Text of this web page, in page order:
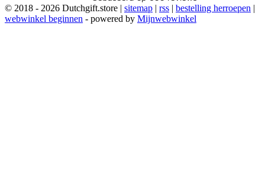
© 2018 - 2026 Dutchgift.store | sitemap | rss | bestelling herroepen |
webwinkel beginnen - powered by Mijnwebwinkel